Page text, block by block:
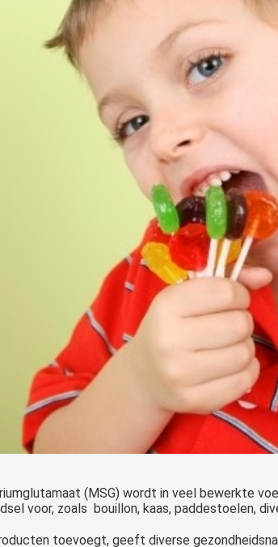
(MSG) wordt in veel bewerkte
voor, zoals bouillon, kaas, paddestoelen,
toevoegt, geeft diverse